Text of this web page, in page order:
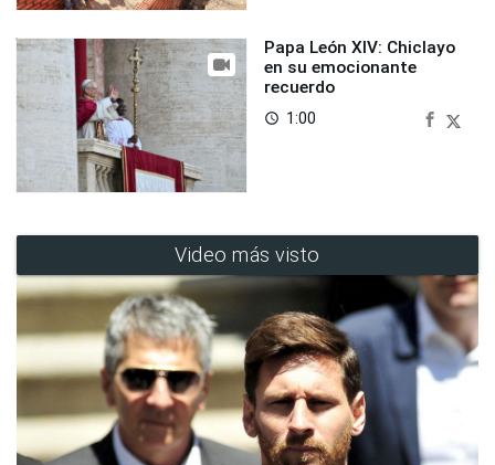
Papa León XIV: Chiclayo
en su emocionante
recuerdo
access_time 1:00
Video más visto